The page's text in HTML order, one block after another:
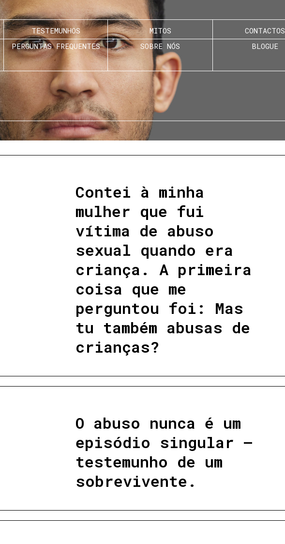
TESTEMUNHOS
PERGUNTAS FREQUENTES
MITOS
SOBRE NÓS
CONTACTOS
BLOGUE
Contei à minha
mulher que fui
vítima de abuso
sexual quando era
criança. A primeira
coisa que me
perguntou foi: Mas
tu também abusas de
crianças?
O abuso nunca é um
episódio singular —
testemunho de um
sobrevivente.